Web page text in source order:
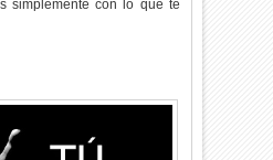
simplemente con lo que te